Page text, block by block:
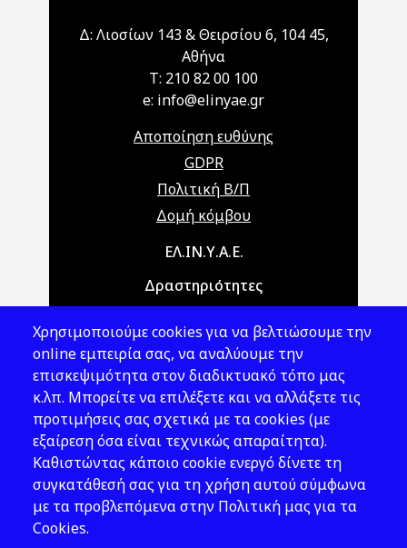
Δ: Λιοσίων 143 & Θειρσίου 6, 104 45,
Αθήνα
T: 210 82 00 100
e: info@elinyae.gr
Αποποίηση ευθύνης
GDPR
Πολιτική Β/Π
Δομή κόμβου
Main navigationΕΛ.ΙΝ.Υ.Α.Ε.
Δραστηριότητες
Νομοθεσία
Εκδόσεις
Νέα - Εκδηλώσεις
Ακολουθήστε μας
Χρησιμοποιούμε cookies για να βελτιώσουμε την
online εμπειρία σας, να αναλύουμε την
επισκεψιμότητα στον διαδικτυακό τόπο μας
κ.λπ. Μπορείτε να επιλέξετε και να αλλάξετε τις
προτιμήσεις σας σχετικά με τα cookies (με
εξαίρεση όσα είναι τεχνικώς απαραίτητα).
Καθιστώντας κάποιο cookie ενεργό δίνετε τη
συγκατάθεσή σας για τη χρήση αυτού σύμφωνα
με τα προβλεπόμενα στην Πολιτική μας για τα
Cookies.